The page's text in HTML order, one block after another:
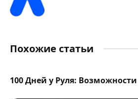
Похожие статьи
100 Дней у Руля: